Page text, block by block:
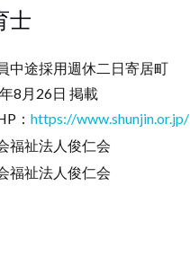
士
中途採用週休二日寄居町
8月26日 掲載
： https://www.shunjin.or.jp/